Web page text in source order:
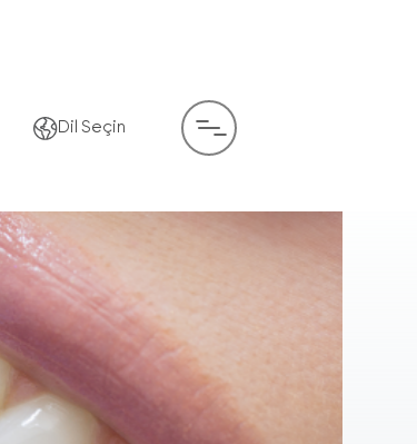
Dil Seçin